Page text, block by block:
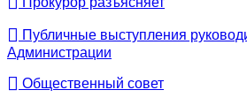
Публичные выступления
Администрации
Общественный совет